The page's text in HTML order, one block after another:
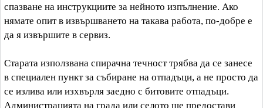
спазване на инструкциите за нейното изпълнение. Ако
нямате опит в извършването на такава работа, по-добре е
да я извършите в сервиз.
Старата използвана спирачна течност трябва да се занесе
в специален пункт за събиране на отпадъци, а не просто да
се излива или изхвърля заедно с битовите отпадъци.
Администрацията на града или селото ще предостави